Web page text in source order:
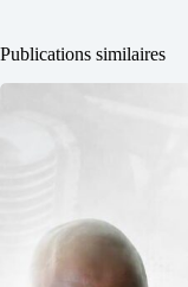
Publications similaires